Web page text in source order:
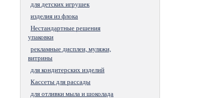
для детских игрушек
изделия из флока
Нестандартные решения
упаковки
рекламные дисплеи, муляжи,
витрины
для кондитерских изделий
Кассеты для рассады
для отливки мыла и шоколада